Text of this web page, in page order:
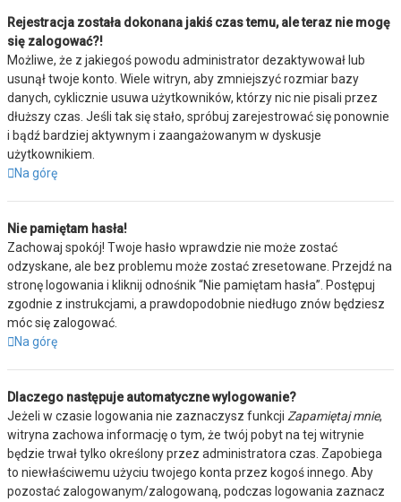
Rejestracja została dokonana jakiś czas temu, ale teraz nie mogę
się zalogować?!
Możliwe, że z jakiegoś powodu administrator dezaktywował lub
usunął twoje konto. Wiele witryn, aby zmniejszyć rozmiar bazy
danych, cyklicznie usuwa użytkowników, którzy nic nie pisali przez
dłuższy czas. Jeśli tak się stało, spróbuj zarejestrować się ponownie
i bądź bardziej aktywnym i zaangażowanym w dyskusje
użytkownikiem.
Na górę
Nie pamiętam hasła!
Zachowaj spokój! Twoje hasło wprawdzie nie może zostać
odzyskane, ale bez problemu może zostać zresetowane. Przejdź na
stronę logowania i kliknij odnośnik “Nie pamiętam hasła”. Postępuj
zgodnie z instrukcjami, a prawdopodobnie niedługo znów będziesz
móc się zalogować.
Na górę
Dlaczego następuje automatyczne wylogowanie?
Jeżeli w czasie logowania nie zaznaczysz funkcji Zapamiętaj mnie,
witryna zachowa informację o tym, że twój pobyt na tej witrynie
będzie trwał tylko określony przez administratora czas. Zapobiega
to niewłaściwemu użyciu twojego konta przez kogoś innego. Aby
pozostać zalogowanym/zalogowaną, podczas logowania zaznacz